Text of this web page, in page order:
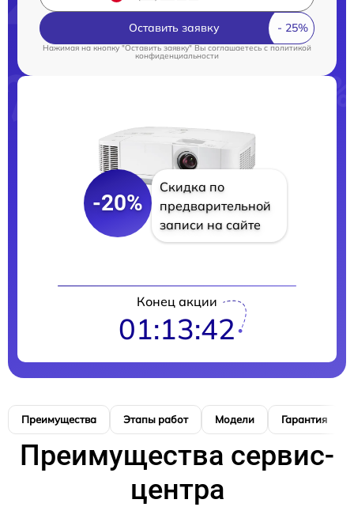
Оставить заявку
Нажимая на кнопку "Оставить заявку" Вы соглашаетесь cполитикой
конфиденциальности
-20%
Скидка по
предварительной
записи на сайте
Конец акции
01:13:41
Преимущества Этапы работ Модели Гарантия
Преимущества сервис-
центра